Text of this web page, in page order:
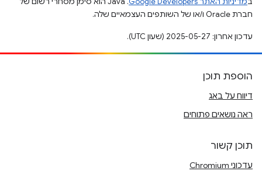
חברת Oracle ו/או של השותפים העצמאיים שלה.
עדכון אחרון: 2025-05-27 (שעון UTC).
הוספת תוכן
דיווח על באג
ראה נושאים פתוחים
תוכן קשור
עדכוני Chromium